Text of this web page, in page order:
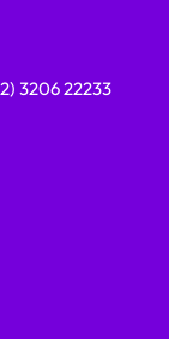
3206 22233